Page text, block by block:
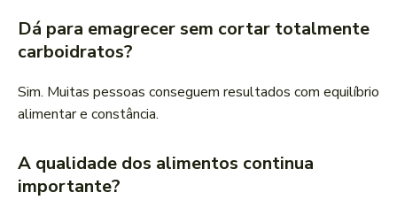
Dá para emagrecer sem cortar totalmente
carboidratos?
Sim. Muitas pessoas conseguem resultados com equilíbrio
alimentar e constância.
A qualidade dos alimentos continua
importante?